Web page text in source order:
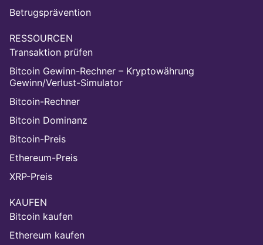
Betrugsprävention
RESSOURCEN
Transaktion prüfen
Bitcoin Gewinn-Rechner – Kryptowährung
Gewinn/Verlust-Simulator
Bitcoin-Rechner
Bitcoin Dominanz
Bitcoin-Preis
Ethereum-Preis
XRP-Preis
KAUFEN
Bitcoin kaufen
Ethereum kaufen